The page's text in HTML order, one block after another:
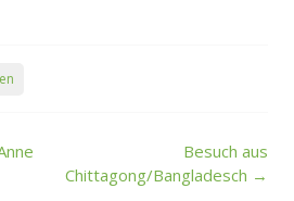
Besuch aus
Chittagong/Bangladesch →